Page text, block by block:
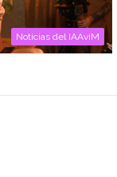
Noticias del IAAviM